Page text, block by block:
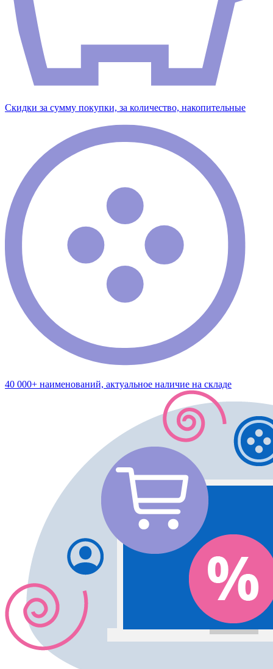
Скидки за сумму покупки, за количество, накопительные
40 000+ наименований, актуальное наличие на складе